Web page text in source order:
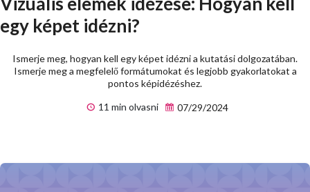
egy képet idézni?
Ismerje meg, hogyan kell egy képet idézni a kutatási dolgozatában.
Ismerje meg a megfelelő formátumokat és legjobb gyakorlatokat a
pontos képidézéshez.
11 min olvasni
07/29/2024